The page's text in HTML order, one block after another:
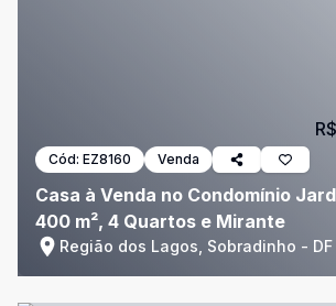
Cód: EZ8160 Venda
Casa à Venda no Condomínio
400 m², 4 Quartos e Mirante
Região dos Lagos, Sobradinho - DF